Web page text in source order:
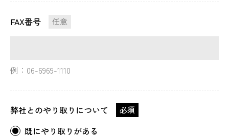
FAX番号 任意
例：06-6969-1110
弊社とのやり取りについて 必須
既にやり取りがある